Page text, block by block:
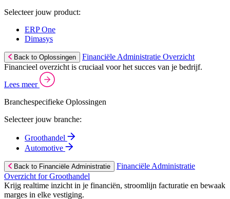
Selecteer jouw product:
ERP One
Dimasys
Back to Oplossingen
Financiële Administratie Overzicht
Financieel overzicht is cruciaal voor het succes van je bedrijf.
Lees meer
Branchespecifieke Oplossingen
Selecteer jouw branche:
Groothandel
Automotive
Back to Financiële Administratie
Financiële Administratie
Overzicht for Groothandel
Krijg realtime inzicht in je financiën, stroomlijn facturatie en bewaak
marges in elke vestiging.